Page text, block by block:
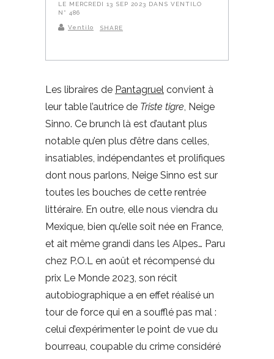
LE MERCREDI 13 SEP 2023 DANS VENTILO
N° 486
Ventilo SHARE
Les libraires de Pantagruel convient à
leur table l’autrice de Triste tigre , Neige
Sinno. Ce brunch là est d’autant plus
notable qu’en plus d’être dans celles,
insatiables, indépendantes et prolifiques
dont nous parlons, Neige Sinno est sur
toutes les bouches de cette rentrée
littéraire. En outre, elle nous viendra du
Mexique, bien qu’elle soit née en France,
et ait même grandi dans les Alpes… Paru
chez P.O.L en août et récompensé du
prix Le Monde 2023, son récit
autobiographique a en effet réalisé un
tour de force qui en a soufflé pas mal :
celui d’expérimenter le point de vue du
bourreau, coupable du crime considéré